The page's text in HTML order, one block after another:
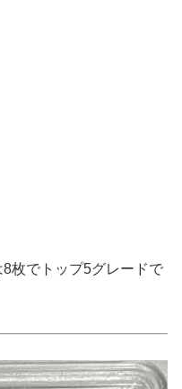
枚でトップ5グレードで